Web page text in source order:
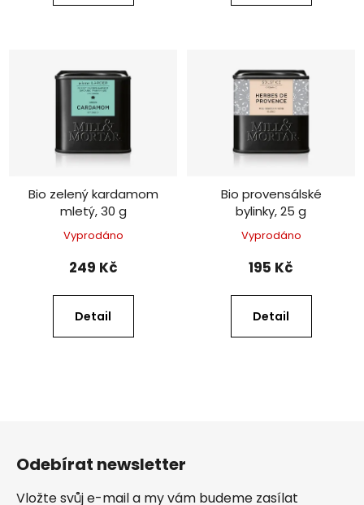
Bio zelený kardamom
mletý, 30 g
Vyprodáno
249 Kč
Detail
Bio provensálské
bylinky, 25 g
Vyprodáno
195 Kč
Detail
Odebírat newsletter
Vložte svůj e-mail a my vám budeme zasílat